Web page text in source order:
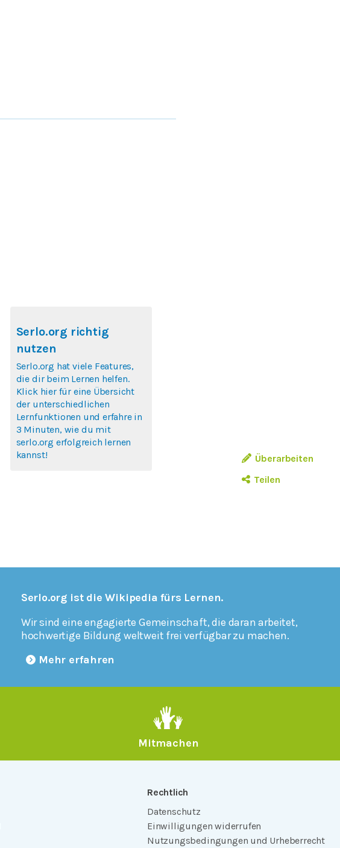
Überarbeiten
Teilen
Serlo.org richtig
nutzen
Serlo.org hat viele Features,
die dir beim Lernen helfen.
Klick hier für eine Übersicht
der unterschiedlichen
Lernfunktionen und erfahre in
3 Minuten, wie du mit
serlo.org erfolgreich lernen
kannst!
Serlo.org ist die Wikipedia fürs Lernen.
Wir sind eine engagierte Gemeinschaft, die daran arbeitet,
hochwertige Bildung weltweit frei verfügbar zu machen.
Mehr erfahren
Mitmachen
Rechtlich
Datenschutz
Einwilligungen widerrufen
Nutzungsbedingungen und Urheberrecht